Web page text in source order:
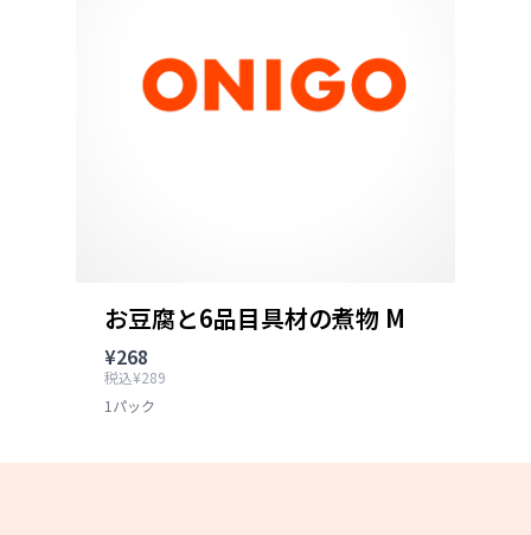
お豆腐と6品目具材の煮物 M
¥268
税込¥289
1パック